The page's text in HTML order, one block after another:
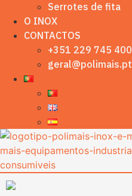
Serrotes de fita
O INOX
CONTACTOS
+351 229 745 400
geral@polimais.pt